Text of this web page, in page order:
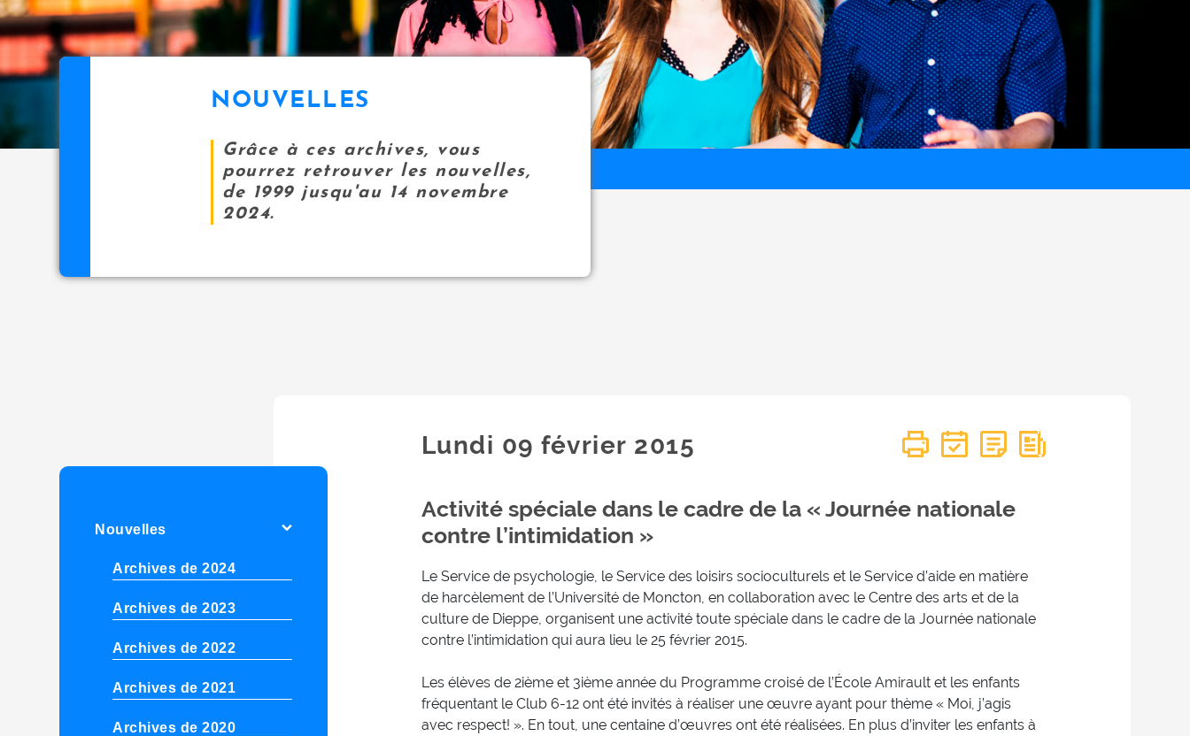
NOUVELLES
Grâce à ces archives, vous
pourrez retrouver les nouvelles,
de 1999 jusqu'au 14 novembre
2024.
Nouvelles
Archives de 2024
Archives de 2023
Archives de 2022
Archives de 2021
Archives de 2020
Lundi 09février 2015
Activité spéciale dans le cadre de la « Journée nationale
contre l’intimidation »
Le Service de psychologie, le Service des loisirs socioculturels et le Service d’aide en matière
de harcèlement de l’Université de Moncton, en collaboration avec le Centre des arts et de la
culture de Dieppe, organisent une activité toute spéciale dans le cadre de la Journée nationale
contre l’intimidation qui aura lieu le 25 février 2015.
Les élèves de 2ième et 3ième année du Programme croisé de l’École Amirault et les enfants
fréquentant le Club 6-12 ont été invités à réaliser une œuvre ayant pour thème « Moi, j’agis
avec respect! ». En tout, une centaine d’œuvres ont été réalisées. En plus d’inviter les enfants à